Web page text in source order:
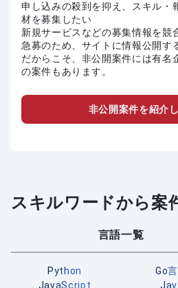
申し込みの殺到を抑え、スキル・
材を募集したい
新規サービスなどの募集情報を競
急募のため、サイトに情報公開す
だからこそ、非公開案件には有名
の案件もあります。
非公開案件を紹介
スキルワードから案
言語一覧
Python
Go
JavaScript